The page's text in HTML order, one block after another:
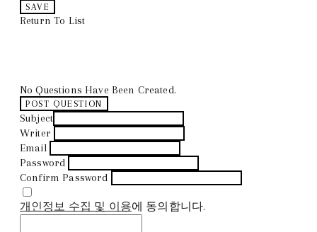
SAVE
Return To List
No Questions Have Been Created.
POST QUESTION
Subject
Writer
Email
Password
Confirm Password
개인정보 수집 및 이용에 동의합니다.